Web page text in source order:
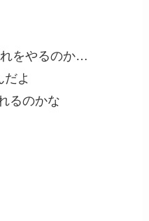
をやるのか…
よ
るのかな